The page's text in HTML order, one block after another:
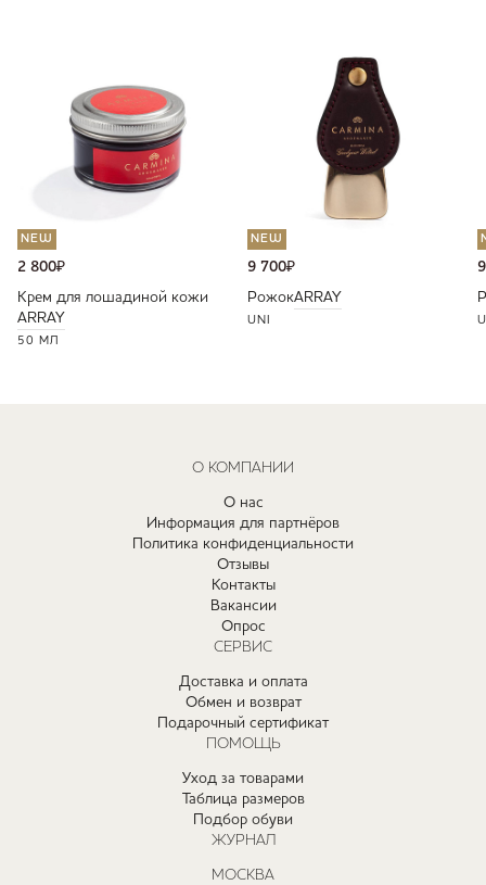
NEW
2 800₽
Крем для лошадиной кожи
ARRAY
50 МЛ
NEW
9 700₽
РожокARRAY
UNI
О КОМПАНИИ
О нас
Информация для партнёров
Политика конфиденциальности
Отзывы
Контакты
Вакансии
Опрос
СЕРВИС
Доставка и оплата
Обмен и возврат
Подарочный сертификат
ПОМОЩЬ
Уход за товарами
Таблица размеров
Подбор обуви
ЖУРНАЛ
МОСКВА